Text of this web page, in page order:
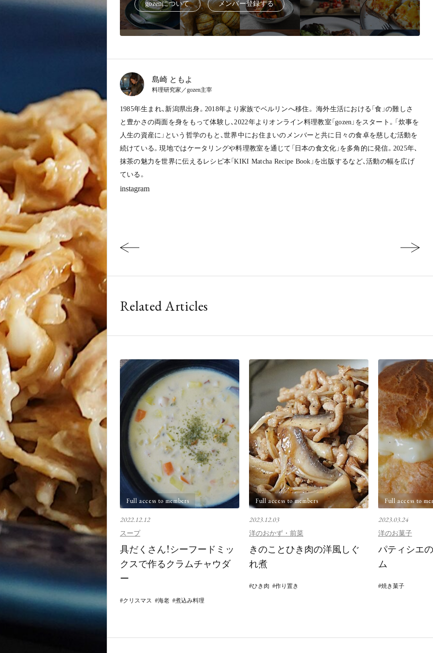
gozenについて メ ンバー登録する
島崎 ともよ
料理研究家／gozen主宰
1985年生まれ、新潟県出身。2018年より家族でベルリンへ移住。 海外生活における「食」の難しさ
と豊かさの両面を身をもって体験し、2022年よりオンライン料理教室「gozen」をスタート。「炊事を
人生の資産に」という哲学のもと、世界中にお住まいのメンバーと共に日々の食卓を慈しむ活動を
続けている。現地ではケータリングや料理教室を通じて「日本の食文化」を多角的に発信。2025年、
抹茶の魅力を世界に伝えるレシピ本「KIKI Matcha Recipe Book」を出版するなど、活動の幅を広げ
ている。
instagram
Related Articles
Full access to members
2022.12.12
スープ
具だくさん！シーフードミッ
クスで作るクラムチャウダ
ー
クリスマス 海老 煮込み料理
Full access to members
2023.12.03
洋のおかず・前菜
きのことひき肉の洋風しぐ
れ煮
ひき肉 作り置き
Full access to
2023.03.24
洋のお菓子
パティシエ
ム
焼き菓子